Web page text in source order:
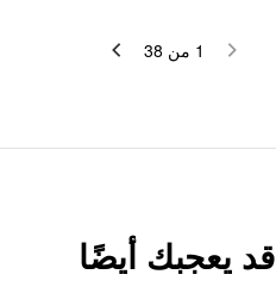
1 من 38
قد يعجبك أيضًا